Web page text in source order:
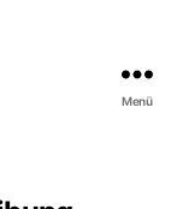
Menü